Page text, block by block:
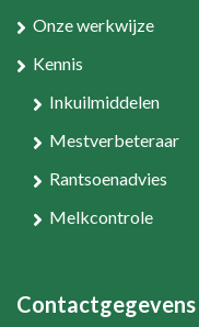
Onze werkwijze
Kennis
Inkuilmiddelen
Mestverbeteraar
Rantsoenadvies
Melkcontrole
Contactgegevens